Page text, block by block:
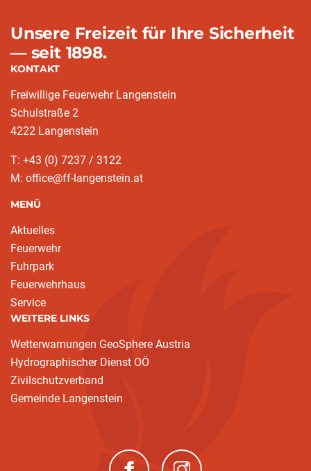
Unsere Freizeit für Ihre Sicherheit
— seit 1898.
KONTAKT
Freiwillige Feuerwehr Langenstein
Schulstraße 2
4222 Langenstein
T: +43 (0) 7237 / 3122
M: office@ff-langenstein.at
MENÜ
Aktuelles
Feuerwehr
Fuhrpark
Feuerwehrhaus
Service
WEITERE LINKS
Wetterwarnungen GeoSphere Austria
Hydrographischer Dienst OÖ
Zivilschutzverband
Gemeinde Langenstein